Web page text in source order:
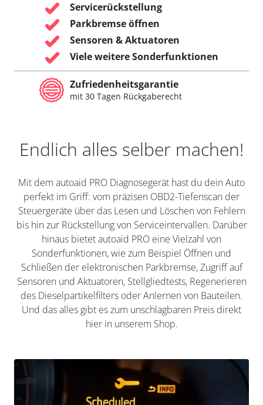
Servicerückstellung
Parkbremse öffnen
Sensoren & Aktuatoren
Viele weitere Sonderfunktionen
Zufriedenheitsgarantie
mit 30 Tagen Rückgaberecht
Endlich alles selber machen!
Mit dem autoaid PRO Diagnosegerät hast du dein Auto
perfekt im Griff: vom präzisen OBD2-Tiefenscan der
Steuergeräte über das Lesen und Löschen von Fehlern
bis hin zur Rückstellung von Serviceintervallen. Darüber
hinaus bietet autoaid PRO eine Vielzahl von
Sonderfunktionen, wie zum Beispiel Öffnen und
Schließen der elektronischen Parkbremse, Zugriff auf
Sensoren und Aktuatoren, Stellgliedtests, Regenerieren
des Dieselpartikelfilters oder Anlernen von Bauteilen.
Und das alles gibt es zum unschlagbaren Preis direkt
hier in unserem Shop.